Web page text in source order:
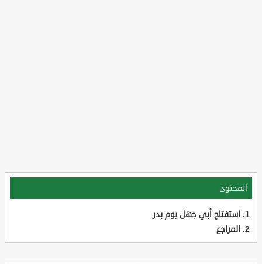
المحتوى
استفتاح أبي جهل يوم بدر
المراجع